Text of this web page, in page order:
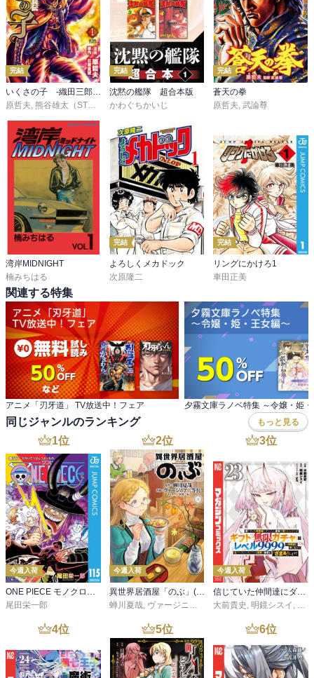
完結
いくさの子 ‐織田三郎信長伝‐
原哲夫, 熊谷雄太（STUDIO H） ,北原星望
完結
沈黙の艦隊 超合本版
かわぐちかいじ
完結
蒼天の拳
原哲夫, 武論尊
湾岸MIDNIGHT
楠みちはる
完結
よろしくメカドック
次原隆二
完結
リングにかけろ1
車田正美
関連する特集
アニメ「刃牙道」 TV放送中！フェア 夕霧文庫ラノベ特集 ～令嬢・姫
同じジャンルのランキング もっと見る
1位
今週入荷
ONE PIECE モノクロ版 115
尾田栄一郎
2位
今週入荷
異世界居酒屋「のぶ」(22)
蝉川夏哉, ヴァージニア二等兵 ,転
3位
今週入荷
信じていた仲間達にダンジョン奥地で殺されかけたがギフト『無限ガチャ』でレベル９９９９の仲間達を手に入れて元パーティーメンバーと世界に復讐＆『ざまぁ！』します！（２３）
大前貴史 , 明鏡シスイ , ｔ
4位 5位 6位